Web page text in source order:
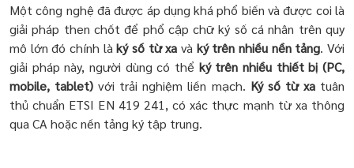
Một công nghệ đã được áp dụng khá phổ biến và được coi là
giải pháp then chốt để phổ cập chữ ký số cá nhân trên quy
mô lớn đó chính làký số từ xa và ký trên nhiều nền tảng. Với
giải pháp này, người dùng có thể ký trên nhiều thiết bị (PC,
mobile, tablet) với trải nghiệm liền mạch. Ký số từ xatuân
thủ chuẩn ETSI EN 419 241, có xác thực mạnh từ xa thông
qua CA hoặc nền tảng ký tập trung.